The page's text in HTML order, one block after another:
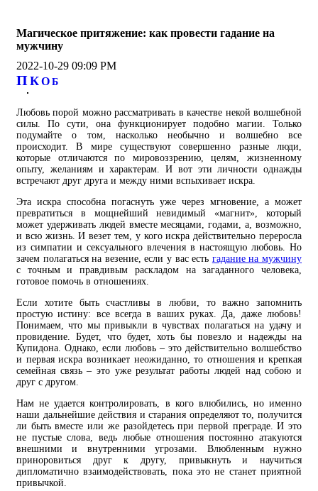
Магическое притяжение: как провести гадание на
мужчину
2022-10-29 09:09 PM
ПКО Б
Любовь порой можно рассматривать в качестве некой волшебной
силы. По сути, она функционирует подобно магии. Только
подумайте о том, насколько необычно и волшебно все
происходит. В мире существуют совершенно разные люди,
которые отличаются по мировоззрению, целям, жизненному
опыту, желаниям и характерам. И вот эти личности однажды
встречают друг друга и между ними вспыхивает искра.
Эта искра способна погаснуть уже через мгновение, а может
превратиться в мощнейший невидимый «магнит», который
может удерживать людей вместе месяцами, годами, а, возможно,
и всю жизнь. И везет тем, у кого искра действительно переросла
из симпатии и сексуального влечения в настоящую любовь. Но
зачем полагаться на везение, если у вас есть гадание на мужчину
с точным и правдивым раскладом на загаданного человека,
готовое помочь в отношениях.
Если хотите быть счастливы в любви, то важно запомнить
простую истину: все всегда в ваших руках. Да, даже любовь!
Понимаем, что мы привыкли в чувствах полагаться на удачу и
провидение. Будет, что будет, хоть бы повезло и надежды на
Купидона. Однако, если любовь – это действительно волшебство
и первая искра возникает неожиданно, то отношения и крепкая
семейная связь – это уже результат работы людей над собою и
друг с другом.
Нам не удается контролировать, в кого влюбились, но именно
наши дальнейшие действия и старания определяют то, получится
ли быть вместе или же разойдетесь при первой преграде. И это
не пустые слова, ведь любые отношения постоянно атакуются
внешними и внутренними угрозами. Влюбленным нужно
приноровиться друг к другу, привыкнуть и научиться
дипломатично взаимодействовать, пока это не станет приятной
привычкой.